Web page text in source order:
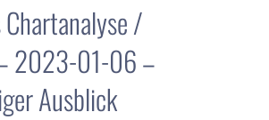
Chartanalyse /
2023-01-06 –
Ausblick